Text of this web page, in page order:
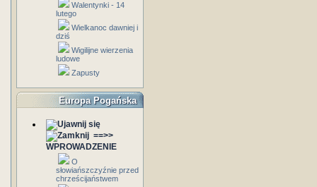
Walentynki - 14
lutego
Wielkanoc dawniej i
dziś
Wigilijne wierzenia
ludowe
Zapusty
Europa Pogańska
==>>
WPROWADZENIE
O
słowiańszczyźnie przed
chrześcijaństwem